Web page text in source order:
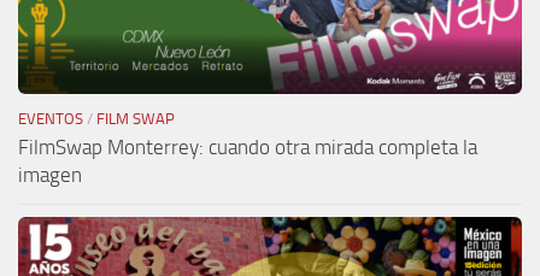
EVENTOS / FILM SWAP
FilmSwap Monterrey: cuando otra mirada completa la
imagen